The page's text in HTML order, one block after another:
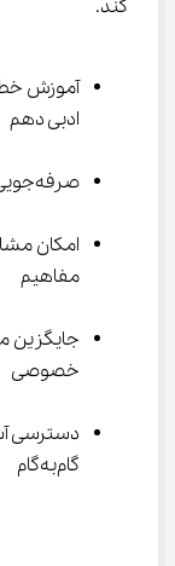
کند.
ادبی دهم
صرفه‌جویی در زمان با تمرکز روی نکات مهم و امتحانی
امکان
مفاهیم
خصوصی
دسترسی
گام‌به‌گام